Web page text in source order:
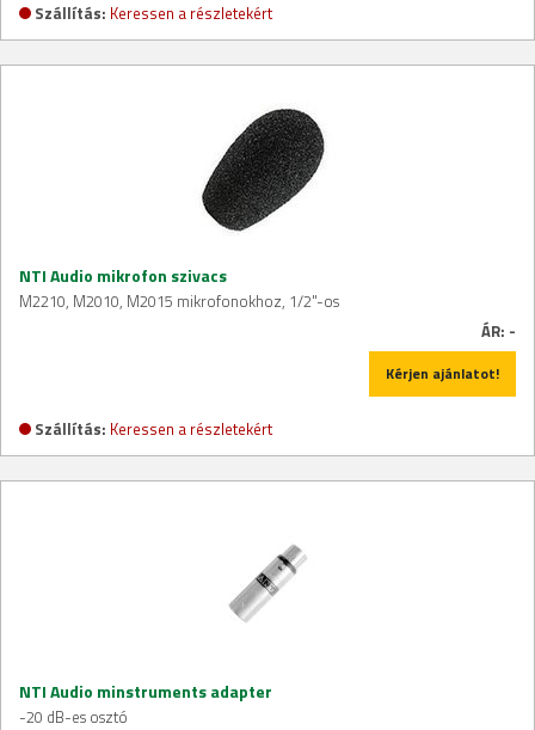
Szállítás: Keressen a részletekért
NTI Audio mikrofon szivacs
M2210, M2010, M2015 mikrofonokhoz, 1/2"-os
ÁR: -
Kérjen ajánlatot!
Szállítás: Keressen a részletekért
NTI Audio minstruments adapter
-20 dB-es osztó